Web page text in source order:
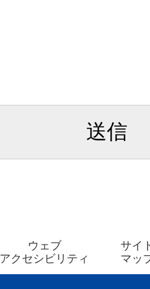
ウェブ
アクセシビリティ
サイ
マッ